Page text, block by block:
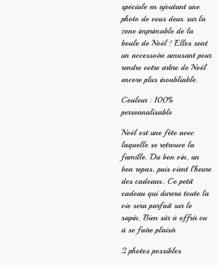
spéciale en ajoutant une
photo de vous deux sur la
zone imprimable de la
boule de Noël ! Elles sont
un accessoire amusant pour
rendre votre arbre de Noël
encore plus inoubliable.
Couleur : 100%
personnalisable
Noël est une fête avec
laquelle se retrouve la
famille. Du bon vin, un
bon repas, puis vient l'heure
des cadeaux. Ce petit
cadeau qui durera toute la
vie sera parfait sur le
sapin. Bien sûr à offrir ou
à se faire plaisir
2 photos possibles